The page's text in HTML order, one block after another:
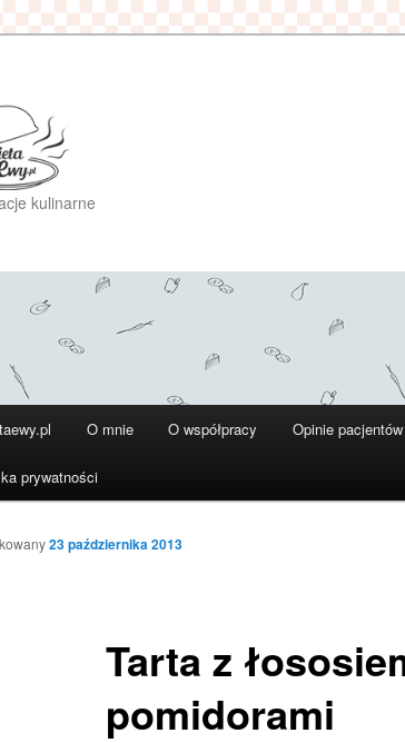
kulinarne
O mnie O współpracy Opinie pacjentów
prywatności
Tarta z
pomidorami
23 października 2013